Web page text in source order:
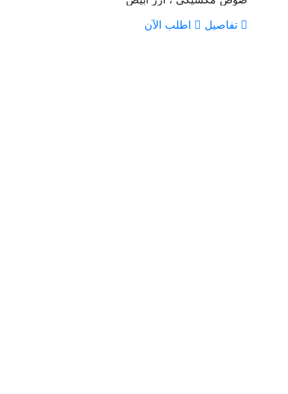
تفاصيل
اطلب الآن